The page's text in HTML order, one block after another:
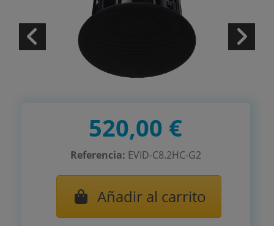
520,00 €
Referencia: EVID-C8.2HC-G2
Añadir al carrito